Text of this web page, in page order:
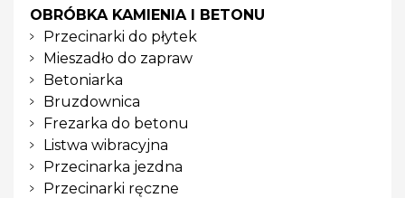
OBRÓBKA KAMIENIA I BETONU
Przecinarki do płytek
Mieszadło do zapraw
Betoniarka
Bruzdownica
Frezarka do betonu
Listwa wibracyjna
Przecinarka jezdna
Przecinarki ręczne